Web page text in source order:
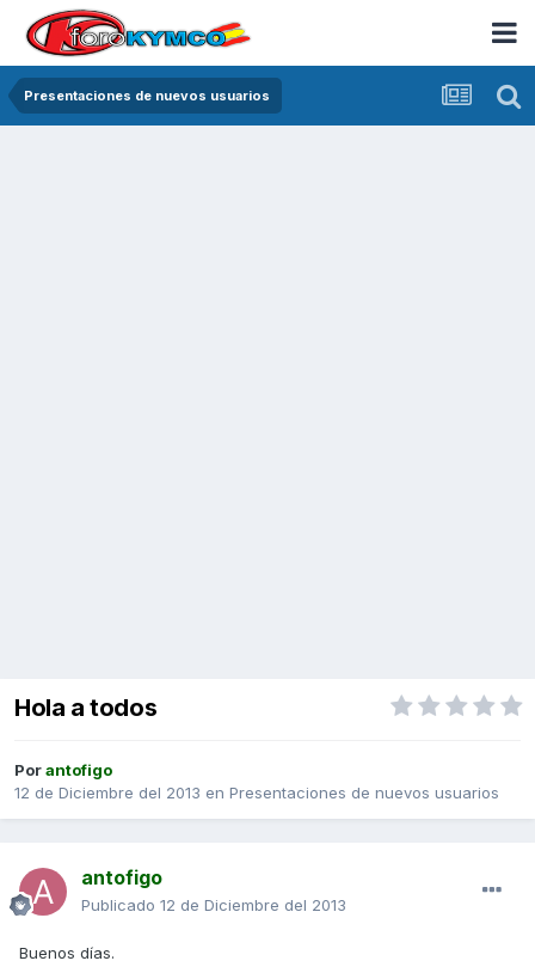
Presentaciones de nuevos usuarios
Hola a todos
Porantofigo
12 de Diciembre del 2013 en Presentaciones de nuevos usuarios
antofigo
Publicado 12 de Diciembre del 2013
Buenos días.